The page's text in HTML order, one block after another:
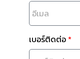
เบอร์ติดต่อ